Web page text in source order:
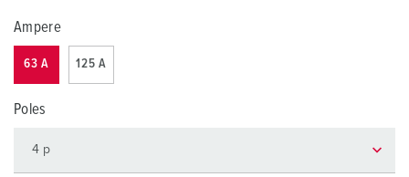
Ampere
63 A 125 A
Poles